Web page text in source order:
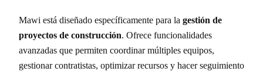
Mawi está diseñado específicamente para la gestión de
proyectos de construcción. Ofrece funcionalidades
avanzadas que permiten coordinar múltiples equipos,
gestionar contratistas, optimizar recursos y hacer seguimiento